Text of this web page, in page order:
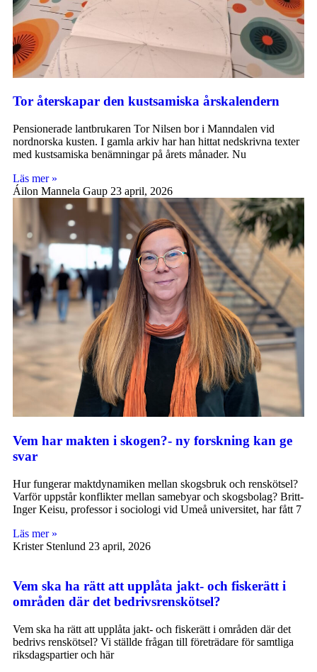
Tor återskapar den kustsamiska årskalendern
Pensionerade lantbrukaren Tor Nilsen bor i Manndalen vid
nordnorska kusten. I gamla arkiv har han hittat nedskrivna texter
med kustsamiska benämningar på årets månader. Nu
Läs mer »
Áilon Mannela Gaup 23 april, 2026
Vem har makten i skogen?- ny forskning kan ge
svar
Hur fungerar maktdynamiken mellan skogsbruk och renskötsel?
Varför uppstår konflikter mellan samebyar och skogsbolag? Britt-
Inger Keisu, professor i sociologi vid Umeå universitet, har fått 7
Läs mer »
Krister Stenlund 23 april, 2026
Vem ska ha rätt att upplåta jakt- och fiskerätt i
områden där det bedrivsrenskötsel?
Vem ska ha rätt att upplåta jakt- och fiskerätt i områden där det
bedrivs renskötsel? Vi ställde frågan till företrädare för samtliga
riksdagspartier och här